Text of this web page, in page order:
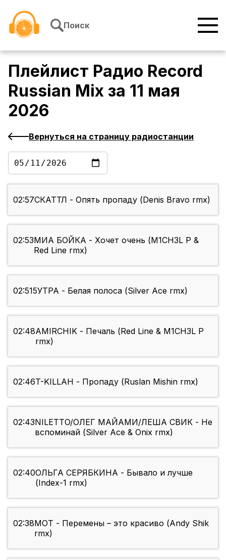
Поиск
Плейлист Радио Record
Russian Mix за 11 мая
2026
Вернуться на страницу радиостанции
02:57СКАТТЛ - Опять пропаду (Denis Bravo rmx)
02:53МИА БОЙКА - Хочет очень (M1CH3L P &
Red Line rmx)
02:515УТРА - Белая полоса (Silver Ace rmx)
02:48AMIRCHIK - Печаль (Red Line & M1CH3L P
rmx)
02:46T-KILLAH - Пропаду (Ruslan Mishin rmx)
02:43NILETTO/ОЛЕГ МАЙАМИ/ЛЕША СВИК - Не
вспоминай (Silver Ace & Onix rmx)
02:40ОЛЬГА СЕРЯБКИНА - Бывало и лучше
(Index-1 rmx)
02:38МОТ - Перемены – это красиво (Andy Shik
rmx)